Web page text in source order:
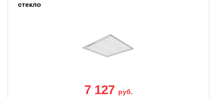
стекло
7 127 руб.